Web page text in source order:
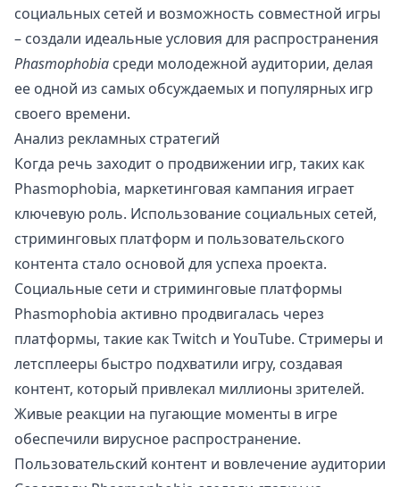
социальных сетей и возможность совместной игры
– создали идеальные условия для распространения
Phasmophobia среди молодежной аудитории, делая
ее одной из самых обсуждаемых и популярных игр
своего времени.
Анализ рекламных стратегий
Когда речь заходит о продвижении игр, таких как
Phasmophobia, маркетинговая кампания играет
ключевую роль. Использование социальных сетей,
стриминговых платформ и пользовательского
контента стало основой для успеха проекта.
Социальные сети и стриминговые платформы
Phasmophobia активно продвигалась через
платформы, такие как Twitch и YouTube. Стримеры и
летсплееры быстро подхватили игру, создавая
контент, который привлекал миллионы зрителей.
Живые реакции на пугающие моменты в игре
обеспечили вирусное распространение.
Пользовательский контент и вовлечение аудитории